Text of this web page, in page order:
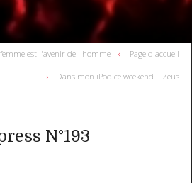
femme est l'avenir de l'homme Page d'accueil
Dans mon iPod ce weekend... Zeus
N°193